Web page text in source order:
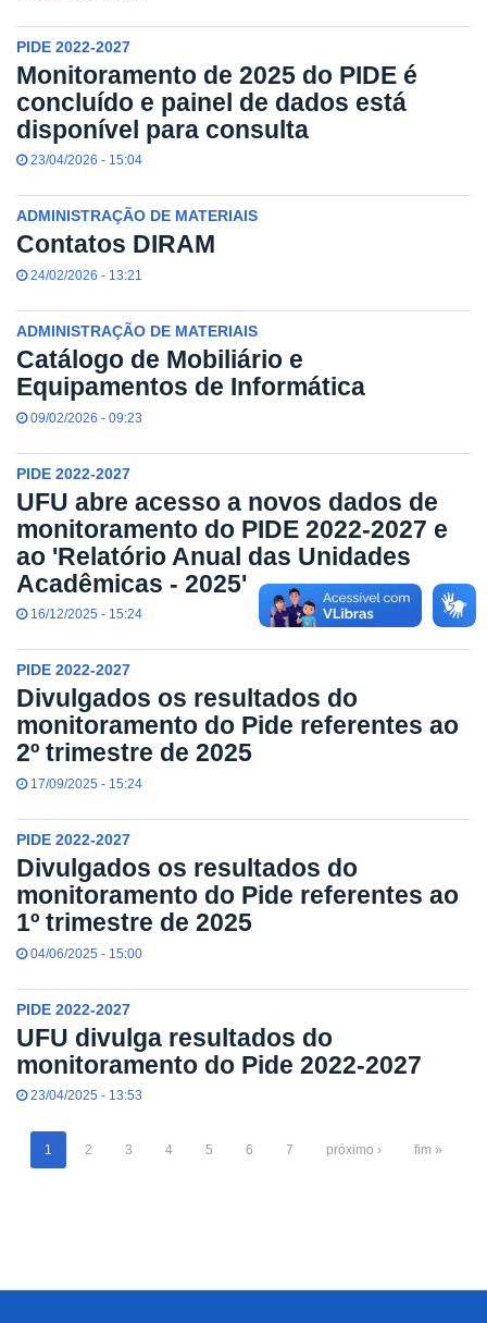
PIDE 2022-2027
Monitoramento de 2025 do PIDE é
concluído e painel de dados está
disponível para consulta
23/04/2026 - 15:04
ADMINISTRAÇÃO DE MATERIAIS
Contatos DIRAM
24/02/2026 - 13:21
ADMINISTRAÇÃO DE MATERIAIS
Catálogo de Mobiliário e
Equipamentos de Informática
09/02/2026 - 09:23
PIDE 2022-2027
UFU abre acesso a novos dados de
monitoramento do PIDE 2022-2027 e
ao 'Relatório Anual das Unidades
Acadêmicas - 2025'
16/12/2025 - 15:24
PIDE 2022-2027
Divulgados os resultados do
monitoramento do Pide referentes ao
2º trimestre de 2025
17/09/2025 - 15:24
PIDE 2022-2027
Divulgados os resultados do
monitoramento do Pide referentes ao
1º trimestre de 2025
04/06/2025 - 15:00
PIDE 2022-2027
UFU divulga resultados do
monitoramento do Pide 2022-2027
23/04/2025 - 13:53
1 2 3 4 5 6 7 próximo › fim »